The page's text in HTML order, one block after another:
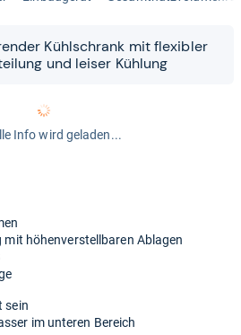
Kühl­schrank mit fle­xibler
und lei­ser Küh­lung
Info wird geladen...
höhenverstellbaren Ablagen
sein
im unteren Bereich